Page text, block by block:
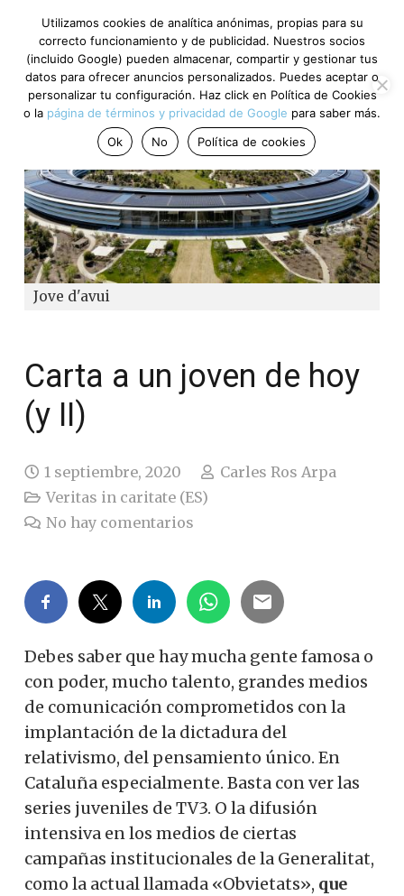
Jove d'avui
Carta a un joven de hoy
(y II)
1 septiembre, 2020
Carles Ros Arpa
Veritas in caritate (ES)
No hay comentarios
Debes saber que hay mucha gente famosa o
con poder, mucho talento, grandes medios
de comunicación comprometidos con la
implantación de la dictadura del
relativismo, del pensamiento único. En
Cataluña especialmente. Basta con ver las
series juveniles de TV3. O la difusión
intensiva en los medios de ciertas
campañas institucionales de la Generalitat,
como la actual llamada «Obvietats», que
Utilizamos cookies de analítica anónimas, propias para su
correcto funcionamiento y de publicidad. Nuestros socios
(incluido Google) pueden almacenar, compartir y gestionar tus
datos para ofrecer anuncios personalizados. Puedes aceptar o
personalizar tu configuración. Haz click en Política de Cookies
o la página de términos y privacidad de Google para saber más.
Ok
No Política de cookies